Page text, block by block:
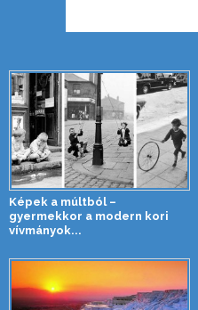
Képek a múltból –
gyermekkor a modern kori
vívmányok...